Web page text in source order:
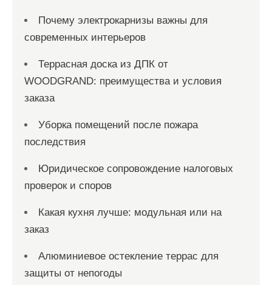
Почему электрокарнизы важны для
современных интерьеров
Террасная доска из ДПК от
WOODGRAND: преимущества и условия
заказа
Уборка помещений после пожара
последствия
Юридическое сопровождение налоговых
проверок и споров
Какая кухня лучше: модульная или на
заказ
Алюминиевое остекление террас для
защиты от непогоды